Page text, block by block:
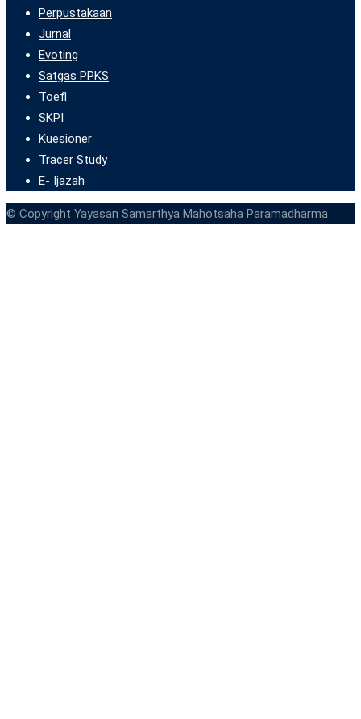
Perpustakaan
Jurnal
Evoting
Satgas PPKS
Toefl
SKPI
Kuesioner
Tracer Study
E- Ijazah
© Copyright Yayasan Samarthya Mahotsaha Paramadharma